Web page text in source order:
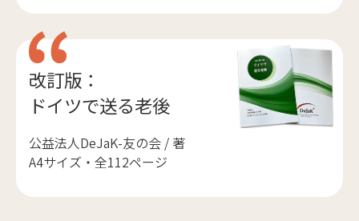
改訂版：
ドイツで送る老後
公益法人DeJaK-友の会 / 著
A4サイズ・全112ページ